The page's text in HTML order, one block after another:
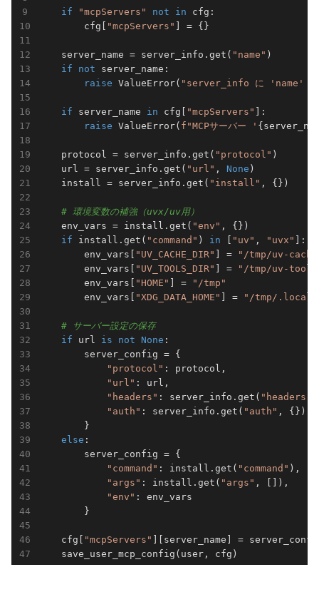
if "mcpServers" not in cfg:
        cfg[
"mcpServers" ] = {}
    server_name = server_info.get(
"name" )
if
not server_name:
raise ValueError( "server_info に 'name' キ
if server_name in cfg[ "mcpServers"
]:
raise ValueError( f"MCPサーバー '
    protocol = server_info.get(
"protocol" )
    url = server_info.get(
"url" , None )
    install = server_info.get(
"install" , {})
# 環境変数の補強（uvx/uv用）
    env_vars = install.get(
"env" , {})
if install.get( "command" ) in "uv" , "uvx"
]:
        env_vars[
"UV_CACHE_DIR" ] =
"/tmp/uv-
        env_vars[
"UV_TOOLS_DIR" ] =
"/tmp/uv-
        env_vars[
"HOME" ] =
"/tmp"
        env_vars[
"XDG_DATA_HOME" ] = "/tmp/.local/
# サーバー設定の保存
if url is not None :
        server_config = {
"protocol" : protocol,
"url" : url,
"headers" : server_info.get( "headers"
"auth" : server_info.get( "auth" , {})
        }
else :
        server_config = {
"command" : install.get( "command" ),
"args" : install.get( "args" , []),
"env" : env_vars
        }
    cfg[
"mcpServers"
][server_name] =